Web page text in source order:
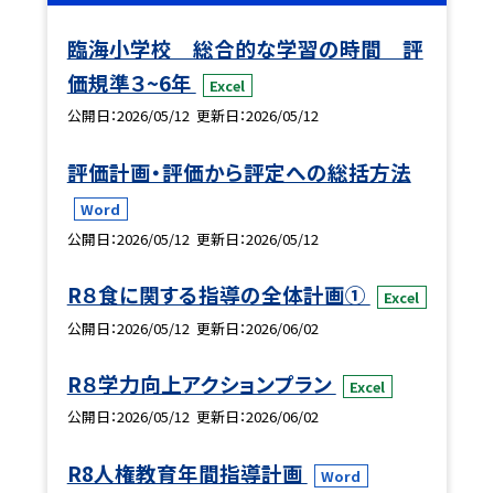
臨海小学校 総合的な学習の時間 評
価規準３~6年
Excel
公開日 2026/05/12 更新日 2026/05/12
評価計画・評価から評定への総括方法
Word
公開日 2026/05/12 更新日 2026/05/12
R８食に関する指導の全体計画①
Excel
公開日 2026/05/12 更新日 2026/06/02
R８学力向上アクションプラン
Excel
公開日 2026/05/12 更新日 2026/06/02
R8人権教育年間指導計画
Word